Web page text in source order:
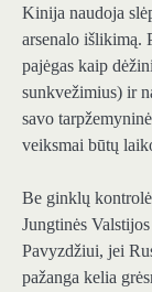
Kinija naudoja
arsenalo išlikimą.
pajėgas kaip
sunkvežimius) ir
savo
veiksmai būtų
Be ginklų
Jungtinės
Pavyzdžiui, jei
pažanga kelia